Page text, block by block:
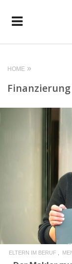
HOME
Finanzierung
ELTERN IM BERUF